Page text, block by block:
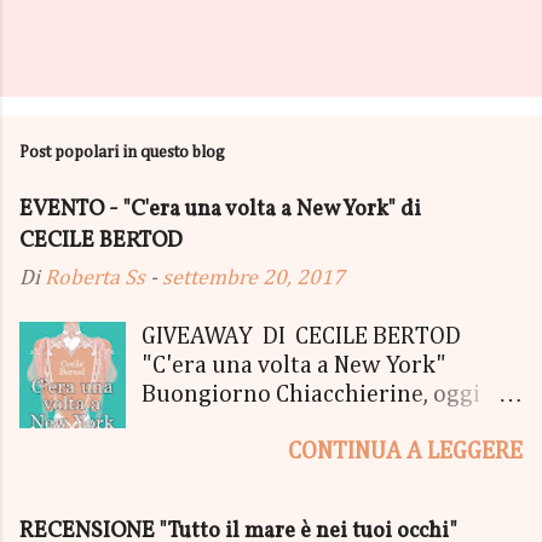
Post popolari in questo blog
EVENTO - "C'era una volta a New York" di
CECILE BERTOD
DiRoberta Ss - settembre 20, 2017
GIVEAWAY DI CECILE BERTOD
"C'era una volta a New York"
Buongiorno Chiacchierine, oggi
lanciamo il SUPER MEGA GIVEAWAY
CONTINUA A LEGGERE
RECENSIONE "Tutto il mare è nei tuoi occhi"